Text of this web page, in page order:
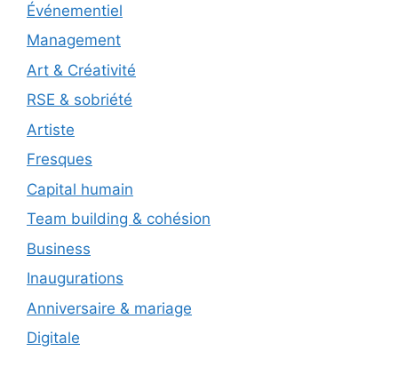
Événementiel
Management
Art & Créativité
RSE & sobriété
Artiste
Fresques
Capital humain
Team building & cohésion
Business
Inaugurations
Anniversaire & mariage
Digitale